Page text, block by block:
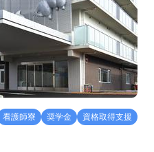
看護師寮 奨学金
資格取得支援